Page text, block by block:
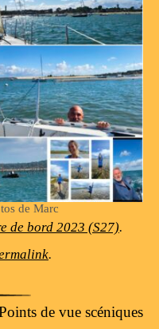
de Marc
de bord 2023 (S27).
.
de vue scéniques